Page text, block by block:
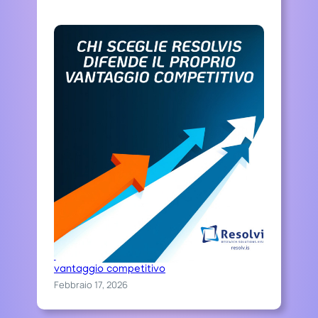
C
Chi sceglie Resolvis difende il proprio
vantaggio competitivo
Febbraio 17, 2026